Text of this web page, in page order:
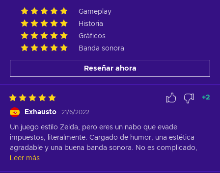
Gameplay
Historia
Gráficos
Banda sonora
Reseñar ahora
Exhausto 21/6/2022
+2
Un juego estilo Zelda, pero eres un nabo que evade
impuestos, literalmente. Cargado de humor, una estética
agradable y una buena banda sonora. No es complicado,
Leer más